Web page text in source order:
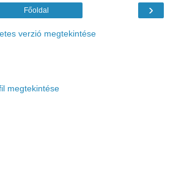
›
Főoldal
verzió megtekintése
megtekintése